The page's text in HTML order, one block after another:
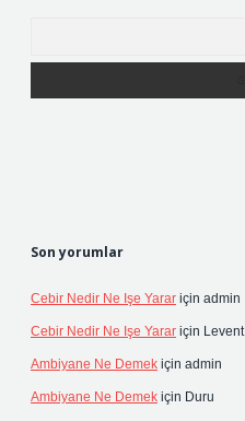
Son yorumlar
Cebir Nedir Ne Işe Yarar için admin
Cebir Nedir Ne Işe Yarar için Levent
Ambiyane Ne Demek için admin
Ambiyane Ne Demek için Duru